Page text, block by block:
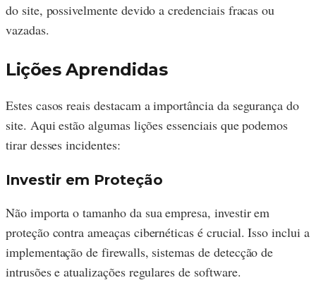
do site, possivelmente devido a credenciais fracas ou
vazadas.
Lições Aprendidas
Estes casos reais destacam a importância da segurança do
site. Aqui estão algumas lições essenciais que podemos
tirar desses incidentes:
Investir em Proteção
Não importa o tamanho da sua empresa, investir em
proteção contra ameaças cibernéticas é crucial. Isso inclui a
implementação de firewalls, sistemas de detecção de
intrusões e atualizações regulares de software.